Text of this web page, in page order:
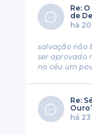
Re:
de
há
salvação não
ser aprovado
no céu um
Re:
há